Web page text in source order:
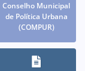
Conselho Municipal
de Política Urbana
(COMPUR)